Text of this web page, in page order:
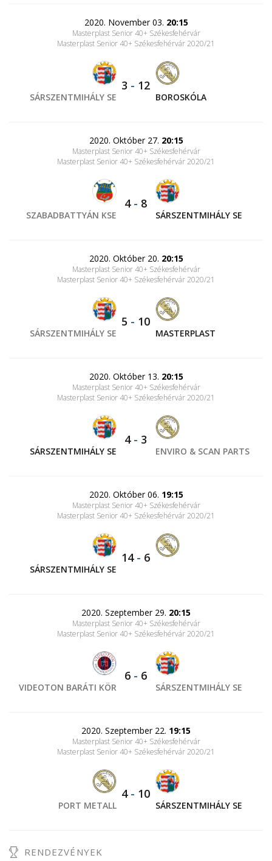
2020. November 03. 20:15
Masterplast Senior 40+ Székesfehérvár
Masterplast Senior 40+ Székesfehérvár 2020/21
SÁRSZENTMIHÁLY SE
3 - 12
BOROSKÓLA
2020. Október 27. 20:15
Masterplast Senior 40+ Székesfehérvár
Masterplast Senior 40+ Székesfehérvár 2020/21
SZABADBATTYÁN KSE
4- 8
SÁRSZENTMIHÁLY SE
2020. Október 20. 20:15
Masterplast Senior 40+ Székesfehérvár
Masterplast Senior 40+ Székesfehérvár 2020/21
SÁRSZENTMIHÁLY SE
5 - 10
MASTERPLAST
2020. Október 13. 20:15
Masterplast Senior 40+ Székesfehérvár
Masterplast Senior 40+ Székesfehérvár 2020/21
SÁRSZENTMIHÁLY SE
4- 3
ENVIRO & SCAN PARTS
2020. Október 06. 19:15
Masterplast Senior 40+ Székesfehérvár
Masterplast Senior 40+ Székesfehérvár 2020/21
SÁRSZENTMIHÁLY SE
14- 6
2020. Szeptember 29. 20:15
Masterplast Senior 40+ Székesfehérvár
Masterplast Senior 40+ Székesfehérvár 2020/21
VIDEOTON BARÁTI KÖR
6 - 6
SÁRSZENTMIHÁLY SE
2020. Szeptember 22. 19:15
Masterplast Senior 40+ Székesfehérvár
Masterplast Senior 40+ Székesfehérvár 2020/21
PORT METALL
4- 10
SÁRSZENTMIHÁLY SE
RENDEZVÉNYEK